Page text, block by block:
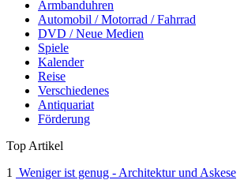
Armbanduhren
Automobil / Motorrad / Fahrrad
DVD / Neue Medien
Spiele
Kalender
Reise
Verschiedenes
Antiquariat
Förderung
Top Artikel
1
Weniger ist genug - Architektur und Askese